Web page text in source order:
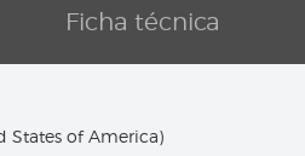
Ficha técnica
States of America)